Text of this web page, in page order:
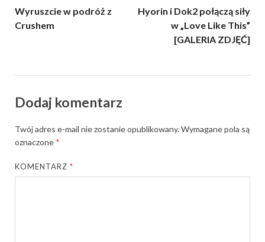
Wyruszcie w podróż z
Crushem
Hyorin i Dok2 połączą siły
w „Love Like This”
[GALERIA ZDJĘĆ]
Dodaj komentarz
Twój adres e-mail nie zostanie opublikowany.Wymagane pola są
oznaczone *
KOMENTARZ*